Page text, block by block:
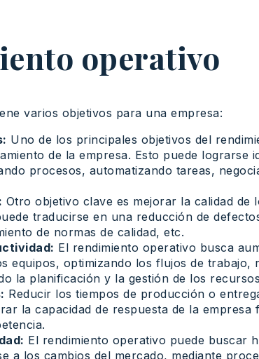
operativo
varios objetivos para una empresa:
Uno de los principales objetivos del
de la empresa. Esto puede lograrse
procesos, automatizando tareas,
Otro objetivo clave es mejorar la calidad de
traducirse en una reducción de
de normas de calidad, etc.
El rendimiento operativo busca
equipos, optimizando los flujos de trabajo,
la planificación y la gestión de los
Reducir los tiempos de producción o
la capacidad de respuesta de la empresa
El rendimiento operativo puede buscar
a los cambios del mercado, mediante